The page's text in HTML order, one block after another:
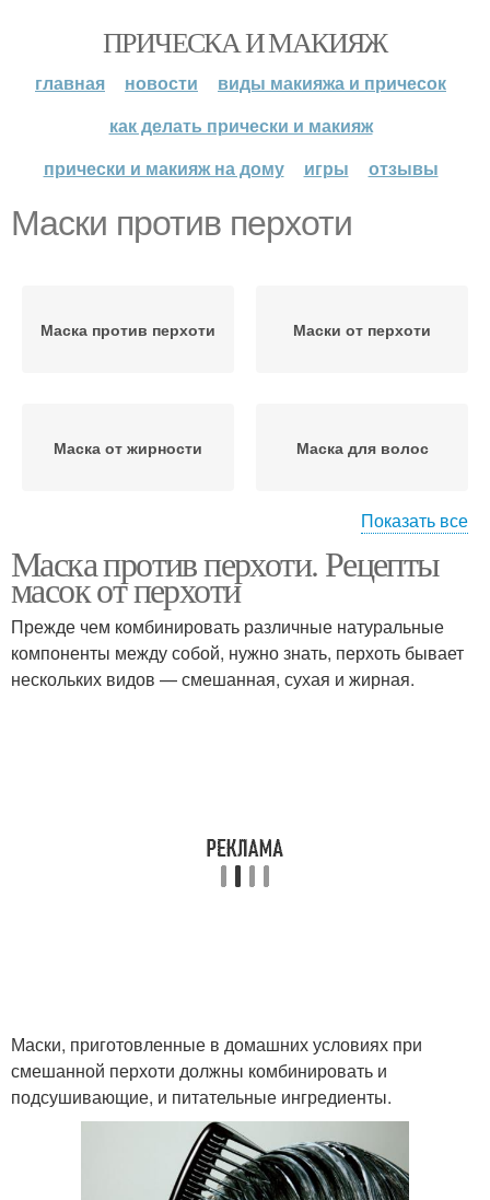
ПРИЧЕСКА И МАКИЯЖ
главная новости
виды макияжа и причесок
как делать прически и макияж
прически и макияж на дому
игры отзывы
Маски против перхоти
Маска против перхоти Маски от перхоти
Маска от жирности Маска для волос
Средства от перхоти Рецепты от перхоти
Домашние маски Маски для головы
перхоти
Календула от перхоти
Маска с крапивой Эффективная маска
Показать все
Маска против перхоти. Рецепты
масок от перхоти
Прежде чем комбинировать различные натуральные
компоненты между собой, нужно знать, перхоть бывает
нескольких видов — смешанная, сухая и жирная.
Маски, приготовленные в домашних условиях при
смешанной перхоти должны комбинировать и
подсушивающие, и питательные ингредиенты.